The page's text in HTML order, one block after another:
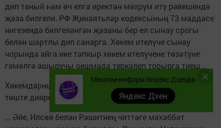
дип таный һәм өч елга иректән мәхрүм итү рәвешендә
җәза билгели. РФ Җинаятьләр кодексының 73 маддәсе
нигезендә билгеләнгән җәзаны бер ел сынау срогы
белән шартлы дип санарга. Хөкем ителүче сынау
чорында айга ике тапкыр хөкем ителүчене төзәтүне
гамәлгә ашыру­чы оешмада теркәлеп торырга тиеш...
Хөкемдарның авыр чүкече өстәлгә түгел, йөрәккә
төште диярсең...
... Әйе, Илсөя белән Рәшитнең читтәге мәхәббәт
Мөслим-информ Яндекс Дзенда
Яндекс Дзен